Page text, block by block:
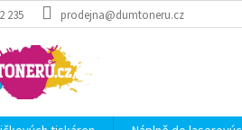
235 prodejna@dumtoneru.cz